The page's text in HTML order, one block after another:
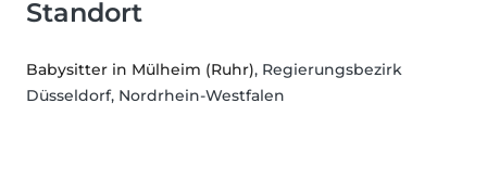
Standort
Babysitter in Mülheim (Ruhr), Regierungsbezirk
Düsseldorf, Nordrhein-Westfalen